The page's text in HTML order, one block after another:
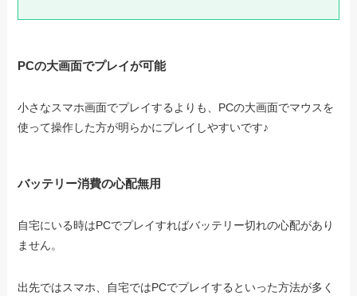
PCの大画面でプレイが可能
小さなスマホ画面でプレイするよりも、PCの大画面でマウスを
使って操作した方が明らかにプレイしやすいです♪
バッテリー消費の心配無用
自宅にいる時はPCでプレイすればバッテリー切れの心配があり
ません。
出先ではスマホ、自宅ではPCでプレイするといった方法が多く